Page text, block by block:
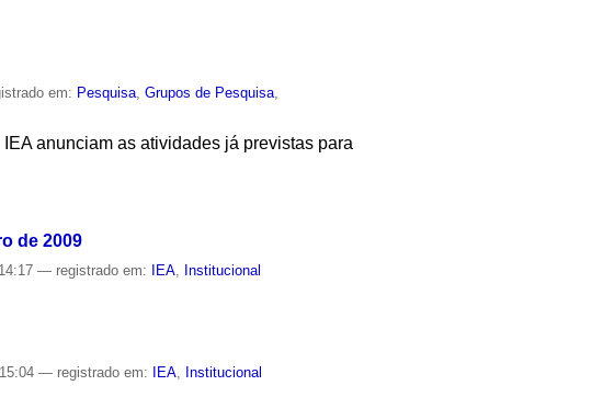
em: Pesquisa,Grupos de Pesquisa,
anunciam as atividades já previstas para
de 2009
— registrado em: IEA Institucional
— registrado em: IEA Institucional